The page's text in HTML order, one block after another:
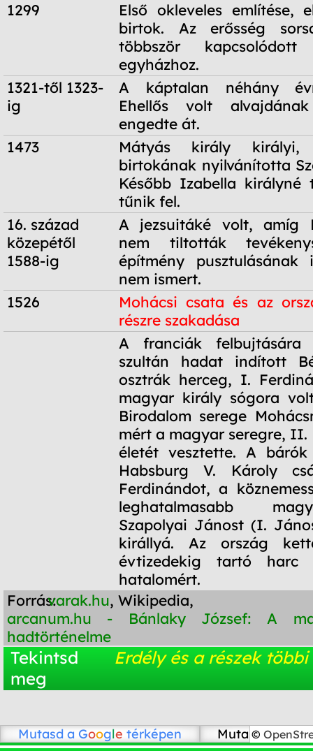
1299
Első okleveles említése,
birtok. Az erősség
többször
egyházhoz.
1321-től 1323-
ig
A káptalan néhány
Ehellős volt
engedte át.
1473
Mátyás király
birtokának nyilvánította
Később Izabella királyné
tűnik fel.
16. század
közepétől
1588-ig
A jezsuitáké volt, amíg
nem tiltották
építmény
nem ismert.
1526
Mohácsi csata és az
részre szakadása
A franciák felbujtására
szultán hadat indított
osztrák herceg, I.
magyar király sógora
Birodalom serege
mért a magyar seregre, II.
életét vesztette. A
Habsburg V. Károly
Ferdinándot, a
leghatalmasabb
Szapolyai Jánost (I.
királlyá. Az ország
évtizedekig tartó harc
hatalomért.
Forrás:varak.hu, Wikipedia,
arcanum.hu - Bánlaky József: A
hadtörténelme
Tekintsd
meg
Erdély és a részek
Mutasd a Google térképen Mutasd az
©